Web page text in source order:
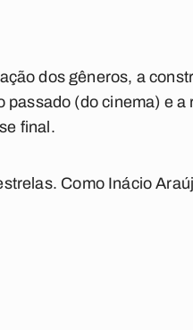
dos gêneros, a
(do cinema) e a
final.
Como Inácio